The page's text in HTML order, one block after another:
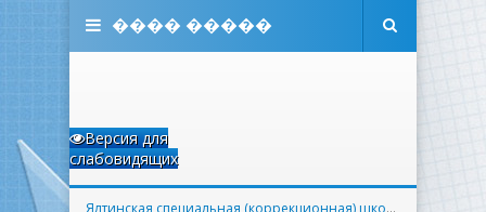
Версия для
слабовидящих
���� �����
Ялтинская специальная (коррекционная) школа